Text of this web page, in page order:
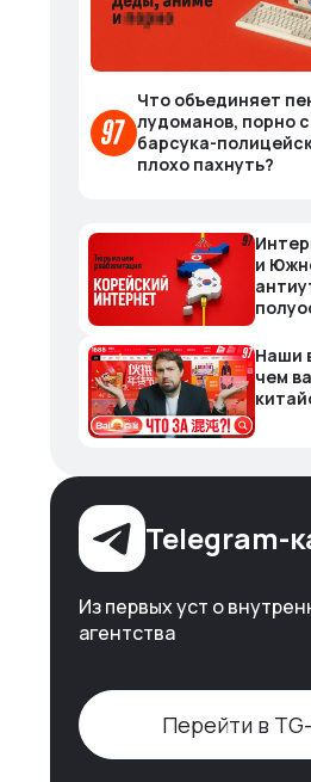
Что объединяет
лудоманов, порно
барсука-
плохо пахнуть?
и
Наши
чем
Telegram-
Из первых уст о
агентства
Перейти в